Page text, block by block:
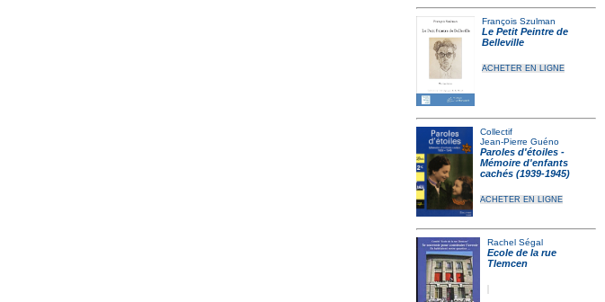
François Szulman
Le Petit Peintre de
Belleville
ACHETER EN LIGNE
Collectif
Jean-Pierre Guéno
Paroles d'étoiles -
Mémoire d'enfants
cachés (1939-1945)
ACHETER EN LIGNE
Rachel Ségal
Ecole de la rue
Tlemcen